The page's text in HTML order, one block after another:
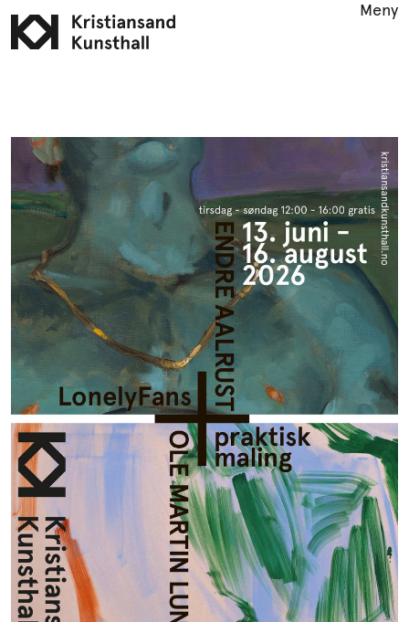
Meny
LES KUNST
Formidling
Podcast
YouTube
Publikasjoner
Info
English
Søk